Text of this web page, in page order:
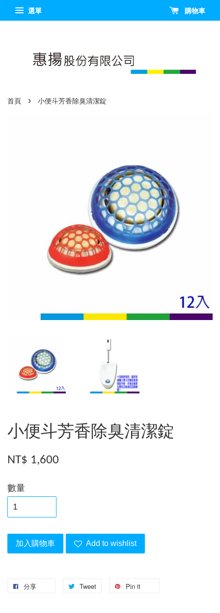
選單 購物車
首頁 › 小便斗芳香除臭清潔錠
小便斗芳香除臭清潔錠
NT$ 1,600
數量
加入購物車 Add to wishlist
分享 Tweet Pin it